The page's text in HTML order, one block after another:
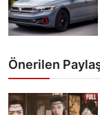
Önerilen